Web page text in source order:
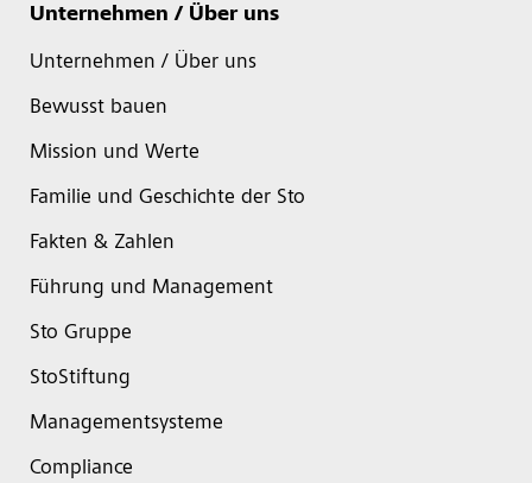
Unternehmen / Über uns
Unternehmen / Über uns
Bewusst bauen
Mission und Werte
Familie und Geschichte der Sto
Fakten & Zahlen
Führung und Management
Sto Gruppe
StoStiftung
Managementsysteme
Compliance